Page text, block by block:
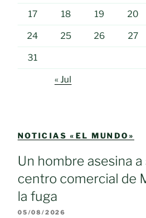
17 18 19 20
24 25 26 27
31
« Jul
NOTICIAS «EL MUNDO»
Un hombre asesina
centro comercial de
la fuga
05/08/2026